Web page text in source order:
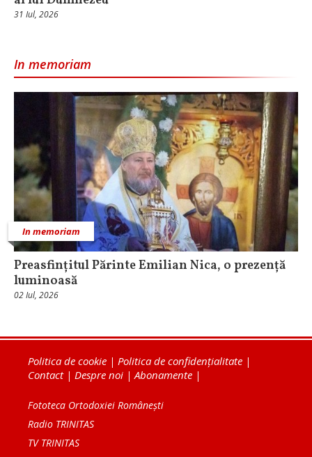
31 Iul, 2026
In memoriam
In memoriam
Preasfințitul Părinte Emilian Nica, o prezență
luminoasă
02 Iul, 2026
Politica de cookie | Politica de confidențialitate |
Contact| Despre noi |Abonamente |
Fototeca Ortodoxiei Românești
Radio TRINITAS
TV TRINITAS